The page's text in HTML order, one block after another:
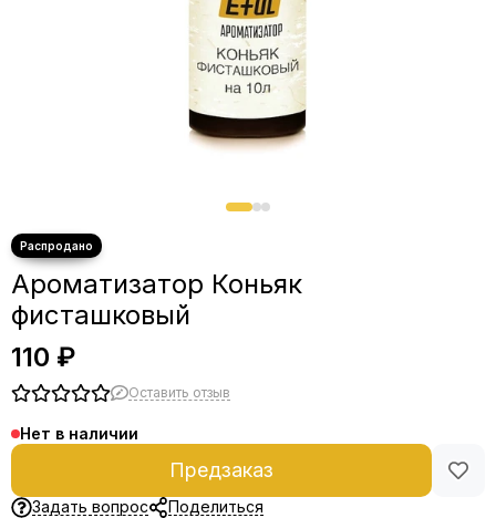
Ароматизатор Коньяк
фисташковый
110 ₽
Оставить отзыв
Нет в наличии
Предзаказ
Задать вопрос Поделиться